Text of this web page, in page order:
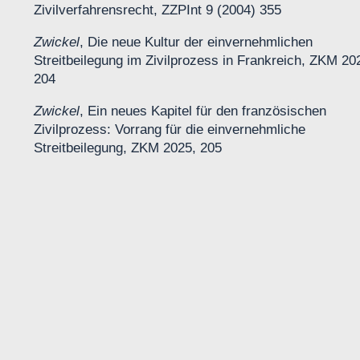
Zivilverfahrensrecht, ZZPInt 9 (2004) 355
Zwickel, Die neue Kultur der einvernehmlichen
Streitbeilegung im Zivilprozess in Frankreich, ZKM
204
Zwickel, Ein neues Kapitel für den französischen
Zivilprozess: Vorrang für die einvernehmliche
Streitbeilegung, ZKM 2025, 205